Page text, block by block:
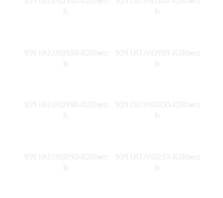
b
b
101 DD7A0188-KSKwe
b
101 DD7A0191-KSKwe
b
101 DD7A0198-KSKwe
b
101 DD7A0200-KSKwe
b
101 DD7A0210-KSKwe
b
101 DD7A0212-KSKwe
b